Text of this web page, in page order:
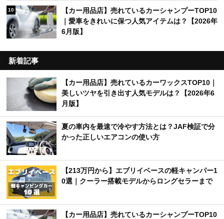
10
【カー用品店】売れているカーシャンプーTOP10
｜愛車をきれいに保つ人気アイテムは？【2026年
6月版】
新着記事
【カー用品店】売れているカーワックスTOP10｜
美しいツヤを引き出す人気モデルは？【2026年6
月版】
夏の車内を最速で冷やす方法とは？JAF検証で分
かった正しいエアコンの使い方
【213万円から】エブリイベースの軽キャンパー1
0選｜クーラー搭載モデルからロングセラーまで
【カー用品店】売れているカーシャンプーTOP10